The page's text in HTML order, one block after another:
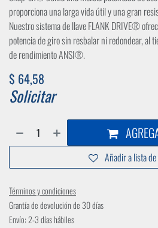
proporciona una larga vida útil y una gran
Nuestro sistema de llave FLANK DRIVE®
potencia de giro sin resbalar ni redondear, al
de rendimiento ANSI®.
$ 64,58
Solicitar
Añadir a lista
Términos y condiciones
Grantía de devolución de 30 días
Envío: 2-3 días hábiles